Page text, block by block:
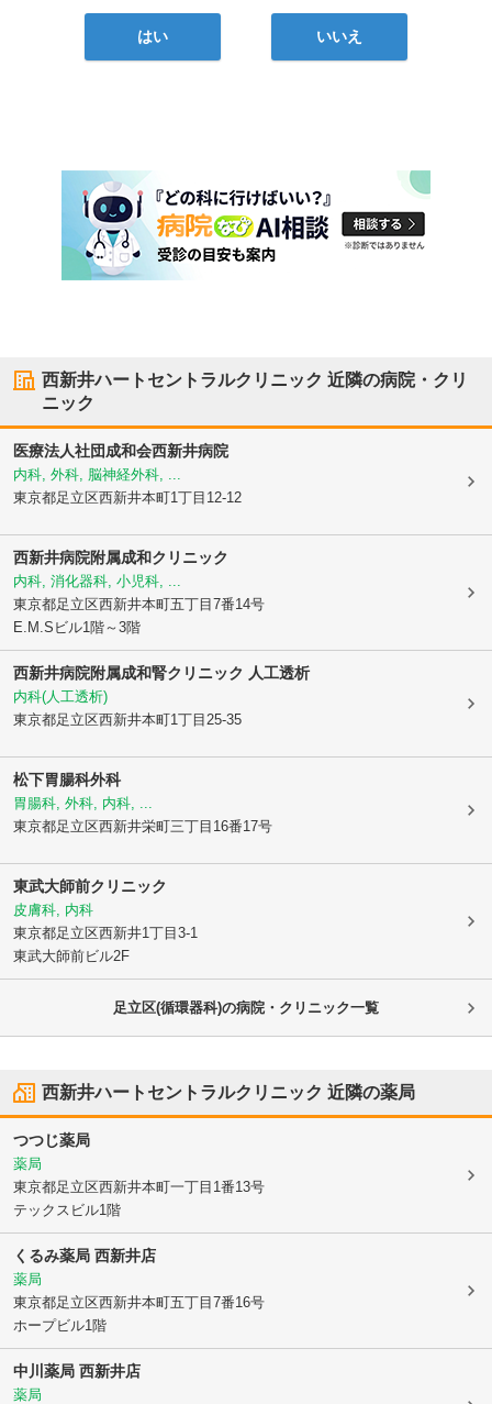
はい いいえ
西新井ハートセントラルクリニック 近隣の病院・クリ
ニック
医療法人社団成和会西新井病院
内科, 外科, 脳神経外科, ...
東京都足立区西新井本町1丁目12-12
西新井病院附属成和クリニック
内科, 消化器科, 小児科, ...
東京都足立区西新井本町五丁目7番14号
E.M.Sビル1階～3階
西新井病院附属成和腎クリニック 人工透析
内科(人工透析)
東京都足立区西新井本町1丁目25-35
松下胃腸科外科
胃腸科, 外科, 内科, ...
東京都足立区西新井栄町三丁目16番17号
東武大師前クリニック
皮膚科, 内科
東京都足立区西新井1丁目3-1
東武大師前ビル2F
足立区(循環器科)の病院・クリニック一覧
西新井ハートセントラルクリニック 近隣の薬局
つつじ薬局
薬局
東京都足立区西新井本町一丁目1番13号
テックスビル1階
くるみ薬局 西新井店
薬局
東京都足立区西新井本町五丁目7番16号
ホープビル1階
中川薬局 西新井店
薬局